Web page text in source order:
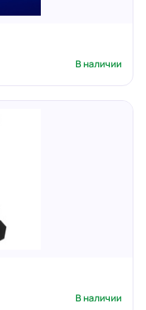
В наличии
В наличии